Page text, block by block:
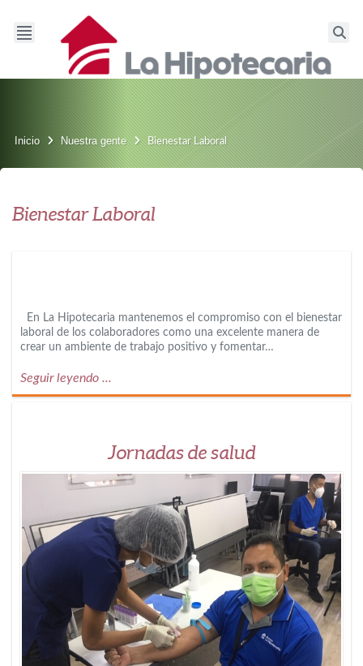
Inicio Nuestra gente Bienestar Laboral
Bienestar Laboral
En La Hipotecaria mantenemos el compromiso con el bienestar
laboral de los colaboradores como una excelente manera de
crear un ambiente de trabajo positivo y fomentar…
Seguir leyendo ...
Jornadas de salud